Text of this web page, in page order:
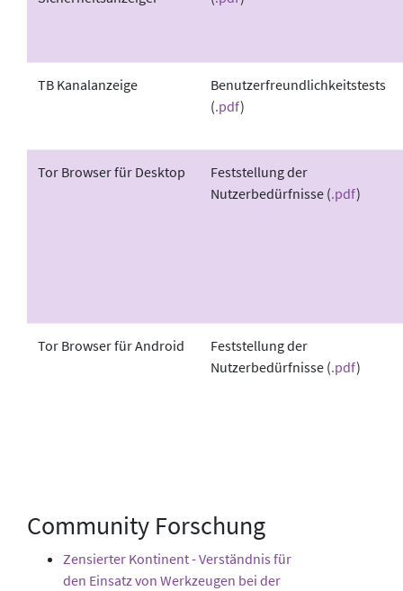
TB Kanalanzeige
Benutzerfreundlichkeitstests
(.pdf)
Tor Browser für Desktop
Feststellung der
Nutzerbedürfnisse (.pdf)
Tor Browser für Android
Feststellung der
Nutzerbedürfnisse (.pdf)
Community Forschung
Zensierter Kontinent - Verständnis für
den Einsatz von Werkzeugen bei der